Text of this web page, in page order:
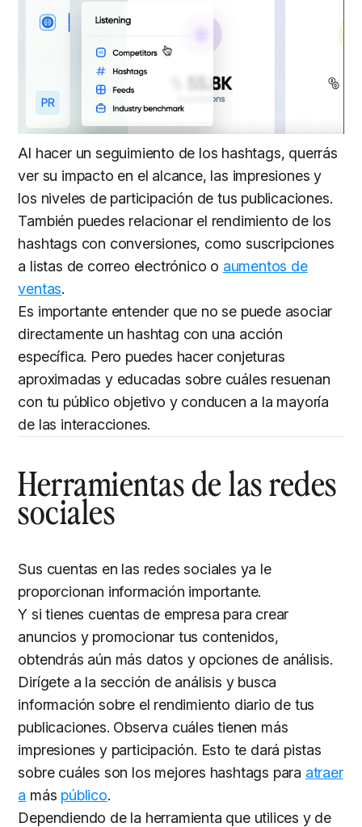
Al hacer un seguimiento de los hashtags, querrás
ver su impacto en el alcance, las impresiones y
los niveles de participación de tus publicaciones.
También puedes relacionar el rendimiento de los
hashtags con conversiones, como suscripciones
a listas de correo electrónico o aumentos de
ventas.
Es importante entender que no se puede asociar
directamente un hashtag con una acción
específica. Pero puedes hacer conjeturas
aproximadas y educadas sobre cuáles resuenan
con tu público objetivo y conducen a la mayoría
de las interacciones.
Herramientas de las redes
sociales
Sus cuentas en las redes sociales ya le
proporcionan información importante.
Y si tienes cuentas de empresa para crear
anuncios y promocionar tus contenidos,
obtendrás aún más datos y opciones de análisis.
Dirígete a la sección de análisis y busca
información sobre el rendimiento diario de tus
publicaciones. Observa cuáles tienen más
impresiones y participación. Esto te dará pistas
sobre cuáles son los mejores hashtags para atraer
a más público.
Dependiendo de la herramienta que utilices y de